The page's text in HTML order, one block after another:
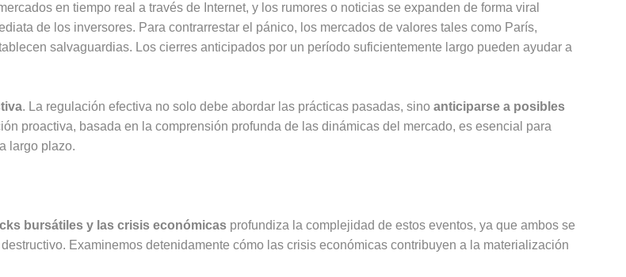
en tiempo real a través de Internet, y los rumores o noticias se expanden de forma viral
de los inversores. Para contrarrestar el pánico, los mercados de valores tales como París,
salvaguardias. Los cierres anticipados por un período suficientemente largo pueden ayudar a
. La regulación efectiva no solo debe abordar las prácticas pasadas, sino anticiparse a posibles
proactiva, basada en la comprensión profunda de las dinámicas del mercado, es esencial para
largo plazo.
bursátiles y las crisis económicasprofundiza la complejidad de estos eventos, ya que ambos se
Examinemos detenidamente cómo las crisis económicas contribuyen a la materialización